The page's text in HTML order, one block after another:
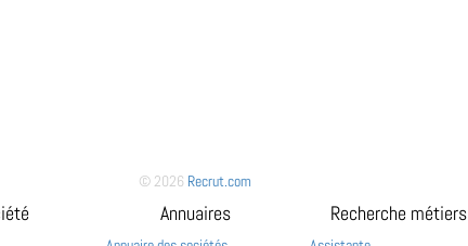
© 2026 Recrut.com
Annuaires Recherche métiers